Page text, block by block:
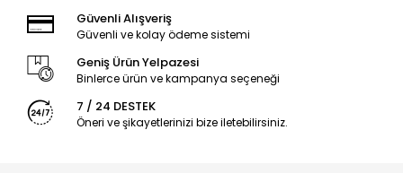
Güvenli Alışveriş
Güvenli ve kolay ödeme sistemi
Geniş Ürün Yelpazesi
Binlerce ürün ve kampanya seçeneği
7 / 24 DESTEK
Öneri ve şikayetlerinizi bize iletebilirsiniz.